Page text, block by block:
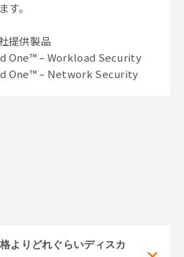
す。
提供製品
One™ – Workload Security
One™ – Network Security
よりどれぐらいディスカ